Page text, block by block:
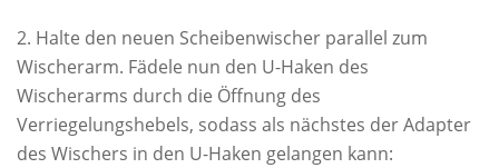
Halte den neuen Scheibenwischer parallel zum
Wischerarm. Fädele nun den U-Haken des
Wischerarms durch die Öffnung des
Verriegelungshebels, sodass als nächstes der Adapter
des Wischers in den U-Haken gelangen kann: